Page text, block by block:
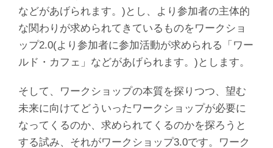
などがあげられます。)とし、より参加者の主体的
な関わりが求められてきているものをワークショ
ップ2.0(より参加者に参加活動が求められる「ワー
ルド・カフェ」などがあげられます。)とします。
そして、ワークショップの本質を探りつつ、望む
未来に向けてどういったワークショップが必要に
なってくるのか、求められてくるのかを探ろうと
する試み、それがワークショップ3.0です。ワーク